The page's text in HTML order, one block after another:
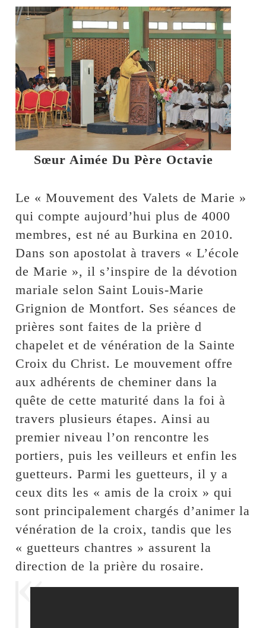
Sœur Aimée Du Père Octavie
Le « Mouvement des Valets de Marie »
qui compte aujourd’hui plus de 4000
membres, est né au Burkina en 2010.
Dans son apostolat à travers « L’école
de Marie », il s’inspire de la dévotion
mariale selon Saint Louis-Marie
Grignion de Montfort. Ses séances de
prières sont faites de la prière d
chapelet et de vénération de la Sainte
Croix du Christ. Le mouvement offre
aux adhérents de cheminer dans la
quête de cette maturité dans la foi à
travers plusieurs étapes. Ainsi au
premier niveau l’on rencontre les
portiers, puis les veilleurs et enfin les
guetteurs. Parmi les guetteurs, il y a
ceux dits les « amis de la croix » qui
sont principalement chargés d’animer la
vénération de la croix, tandis que les
« guetteurs chantres » assurent la
direction de la prière du rosaire.